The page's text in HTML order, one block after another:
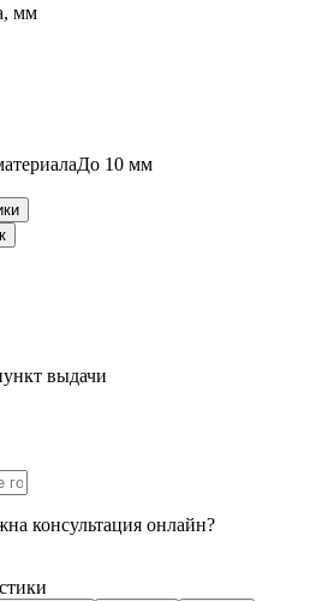
мм
До 10 мм
выдачи
консультация онлайн?